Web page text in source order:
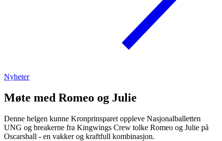
Nyheter
Møte med Romeo og Julie
Denne helgen kunne Kronprinsparet oppleve Nasjonalballetten
UNG og breakerne fra Kingwings Crew tolke Romeo og Julie på
Oscarshall - en vakker og kraftfull kombinasjon.